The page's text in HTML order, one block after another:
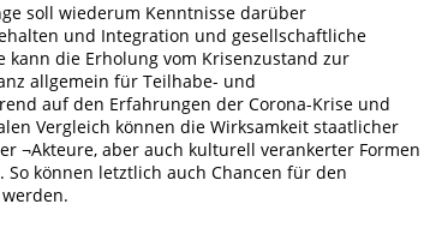
soll wiederum Kenntnisse darüber
und Integration und gesellschaftliche
die Erholung vom Krisenzustand zur
allgemein für Teilhabe- und
auf den Erfahrungen der Corona-Krise und
Vergleich können die Wirksamkeit staatlicher
¬Akteure, aber auch kulturell verankerter Formen
können letztlich auch Chancen für den